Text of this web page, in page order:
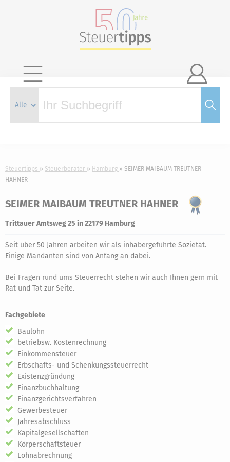

Steuertipps Steuerberater Hamburg
SEIMER MAIBAUM TREUTNER
HAHNER
SEIMER MAIBAUM TREUTNER HAHNER
Trittauer Amtsweg 25 in 22179 Hamburg
Seit über 50 Jahren arbeiten wir als inhabergeführte Sozietät.
Einige Mandanten sind von Anfang an dabei.
Bei Fragen rund ums Steuerrecht stehen wir auch Ihnen gern mit
Rat und Tat zur Seite.
Fachgebiete
Baulohn
betriebsw. Kostenrechnung
Einkommensteuer
Erbschafts- und Schenkungssteuerrecht
Existenzgründung
Finanzbuchhaltung
Finanzgerichtsverfahren
Gewerbesteuer
Jahresabschluss
Kapitalgesellschaften
Körperschaftsteuer
Lohnabrechnung